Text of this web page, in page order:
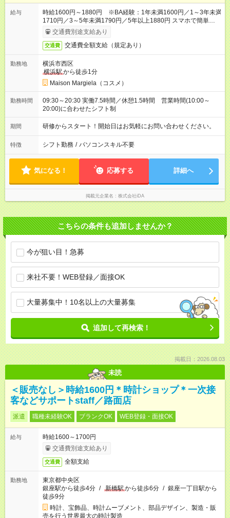
給与
時給1600円～1880円 ※BA経験：1年未満1600円／1～3年未満
1710円／3～5年未満1790円／5年以上1880円 スマホで簡単申
請！給与前払いOK（条件有）
交通費別途支給あり
交通費 交通費全額支給（規定あり）
勤務地
横浜市西区
横浜駅から徒歩1分
Maison Margiela（コスメ）
勤務時間
09:30～20:30 実働7.5時間／休憩1.5時間 営業時間(10:00～
20:00)に合わせたシフト制
期間 研修からスタート！開始日はお気軽にお問い合わせください。
特徴 シフト勤務 / パソコンスキル不要
気になる！ 応募する 詳細へ
掲載元企業名 株式会社iDA
こちらの条件も追加しませんか？
今が狙い目！急募
来社不要！WEB登録／面接OK
大量募集中！10名以上の大量募集
追加して再検索！
掲載日：2026.08.03
未読
＜販売なし＞時給1600円＊時計ショップ＊一次接
客などサポートstaff／路面店
派遣 職種未経験OK ブランクOK WEB登録・面接OK
給与
時給1600～1700円
交通費別途支給あり
交通費 全額支給
勤務地
東京都中央区
銀座駅から徒歩4分 / 新橋駅から徒歩6分 / 銀座一丁目駅から
徒歩9分
時計、宝飾品、時計ムーブメント、部品デザイン、製造・販
売を行う世界最大の時計製造